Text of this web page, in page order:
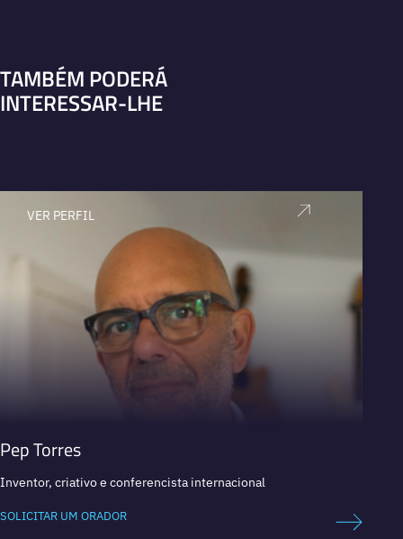
TAMBÉM PODERÁ
INTERESSAR-LHE
VER PERFIL
Pep Torres
Inventor, criativo e conferencista internacional
SOLICITAR UM ORADOR